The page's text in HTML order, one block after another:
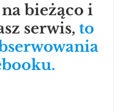
bieżąco i
serwis, to